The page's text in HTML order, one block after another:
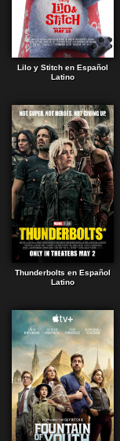
Lilo y Stitch en Español
Latino
Thunderbolts en Español
Latino